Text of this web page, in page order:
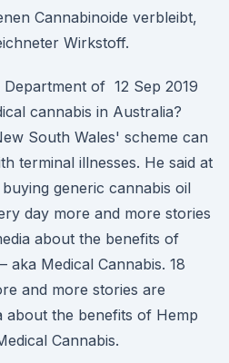
Cannabinoide verbleibt,
Wirkstoff.
of 12 Sep 2019
cannabis in Australia?
South Wales' scheme can
terminal illnesses. He said at
generic cannabis oil
day more and more stories
about the benefits of
aka Medical Cannabis. 18
and more stories are
about the benefits of Hemp
Cannabis.